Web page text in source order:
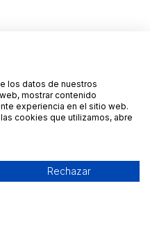
los datos de nuestros
mostrar contenido
experiencia en el sitio web.
cookies que utilizamos, abre
Rechazar